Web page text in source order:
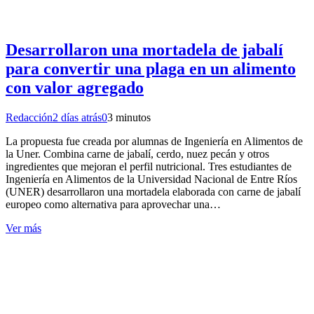
Desarrollaron una mortadela de jabalí
para convertir una plaga en un alimento
con valor agregado
Redacción2 días atrás03 minutos
La propuesta fue creada por alumnas de Ingeniería en Alimentos de
la Uner. Combina carne de jabalí, cerdo, nuez pecán y otros
ingredientes que mejoran el perfil nutricional. Tres estudiantes de
Ingeniería en Alimentos de la Universidad Nacional de Entre Ríos
(UNER) desarrollaron una mortadela elaborada con carne de jabalí
europeo como alternativa para aprovechar una…
Ver más